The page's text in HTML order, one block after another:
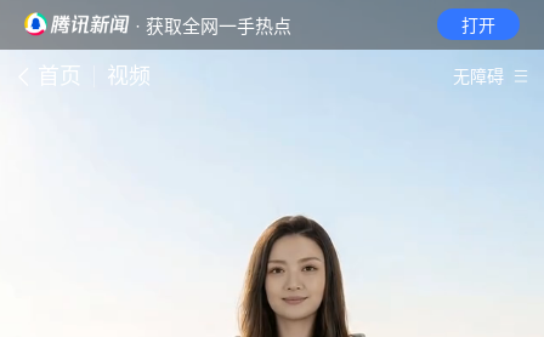
· 获取全网一手热点 打开
首页 视频 无障碍